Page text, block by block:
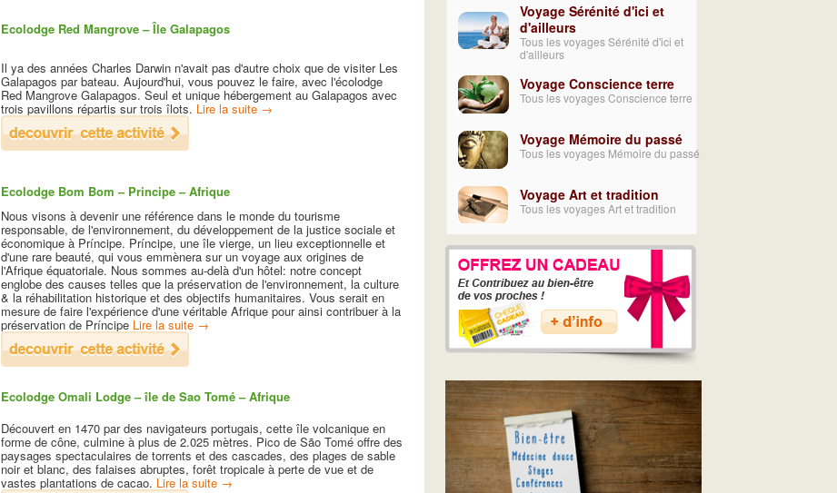
Ecolodge Red Mangrove – Île Galapagos
Il ya des années Charles Darwin n'avait pas d'autre choix que de visiter Les
Galapagos par bateau. Aujourd'hui, vous pouvez le faire, avec l'écolodge
Red Mangrove Galapagos. Seul et unique hébergement au Galapagos avec
trois pavillons répartis sur trois îlots. Lire la suite →
Ecolodge Bom Bom – Principe – Afrique
Nous visons à devenir une référence dans le monde du tourisme
responsable, de l'environnement, du développement de la justice sociale et
économique à Príncipe. Príncipe, une île vierge, un lieu exceptionnelle et
d'une rare beauté, qui vous emmènera sur un voyage aux origines de
l'Afrique équatoriale. Nous sommes au-delà d'un hôtel: notre concept
englobe des causes telles que la préservation de l'environnement, la culture
& la réhabilitation historique et des objectifs humanitaires. Vous serait en
mesure de faire l'expérience d'une véritable Afrique pour ainsi contribuer à la
préservation de Príncipe Lire la suite →
Ecolodge Omali Lodge – île de Sao Tomé – Afrique
Découvert en 1470 par des navigateurs portugais, cette île volcanique en
forme de cône, culmine à plus de 2.025 mètres. Pico de São Tomé offre des
paysages spectaculaires de torrents et des cascades, des plages de sable
noir et blanc, des falaises abruptes, forêt tropicale à perte de vue et de
vastes plantations de cacao. Lire la suite →
Voyage Sérénité d'ici et
d'ailleurs
Tous les voyages Sérénité d'ici et
d'ailleurs
Voyage Conscience terre
Tous les voyages Conscience terre
Voyage Mémoire du passé
Tous les voyages Mémoire du passé
Voyage Art et tradition
Tous les voyages Art et tradition